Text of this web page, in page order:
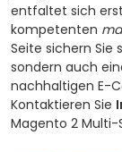
entfaltet sich
kompetenten
Seite sichern Sie
sondern auch
nachhaltigen E-
Kontaktieren Sie
Magento 2 Multi-